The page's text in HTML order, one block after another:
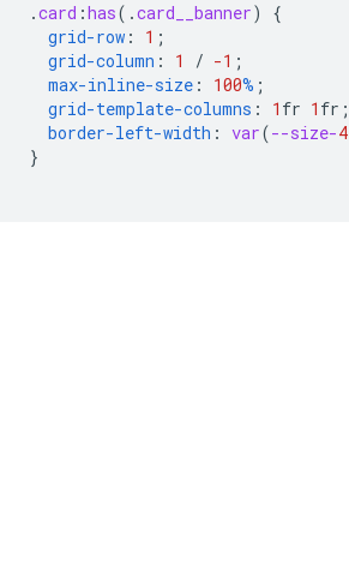
.card :has( .card__banner)
{
grid-row : 1 ;
grid-column : 1 / -1 ;
max-inline-size : 100% ;
grid-template-columns : 1 fr 1 fr ;
border-left-width : var(--size-4
}